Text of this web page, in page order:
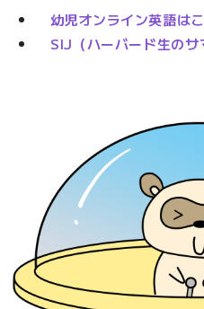
幼児オンライン英語は
SIJ（ハーバード生のサ